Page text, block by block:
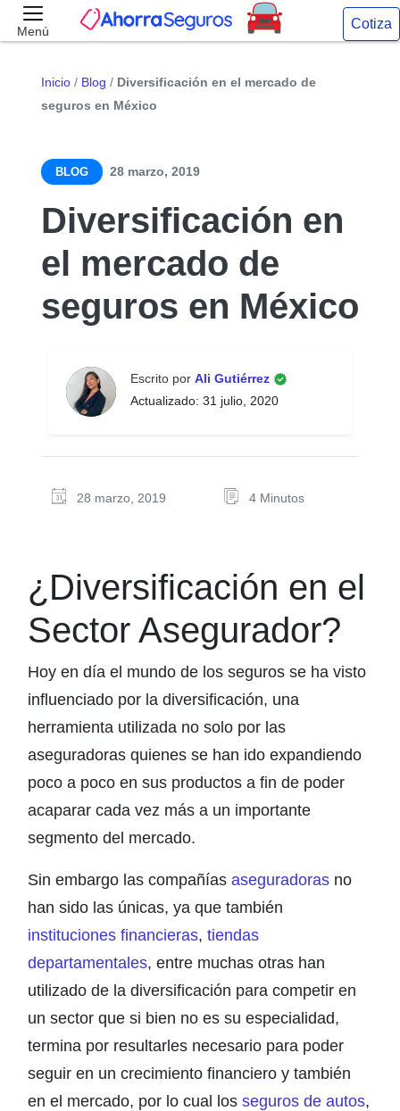
Menú Cotiza
Inicio / Blog / Diversificación en el mercado de
seguros en México
BLOG 28 marzo, 2019
Diversificación en
el mercado de
seguros en México
Escrito por Ali Gutiérrez
Actualizado: 31 julio, 2020
28 marzo, 2019 4 Minutos
¿Diversificación en el
Sector Asegurador?
Hoy en día el mundo de los seguros se ha visto
influenciado por la diversificación, una
herramienta utilizada no solo por las
aseguradoras quienes se han ido expandiendo
poco a poco en sus productos a fin de poder
acaparar cada vez más a un importante
segmento del mercado.
Sin embargo las compañías aseguradoras no
han sido las únicas, ya que también
instituciones financieras, tiendas
departamentales, entre muchas otras han
utilizado de la diversificación para competir en
un sector que si bien no es su especialidad,
termina por resultarles necesario para poder
seguir en un crecimiento financiero y también
en el mercado, por lo cual los seguros de autos,